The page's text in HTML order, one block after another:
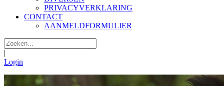
PRIVACYVERKLARING
CONTACT
AANMELDFORMULIER
|
Login